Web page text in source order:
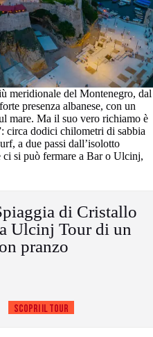
meridionale del Montenegro, dal
presenza albanese, con un
mare. Ma il suo vero richiamo è
circa dodici chilometri di sabbia
a due passi dall’isolotto
ci si può fermare a Bar o Ulcinj,
di Cristallo
Ulcinj Tour di un
pranzo
Scopri il tour